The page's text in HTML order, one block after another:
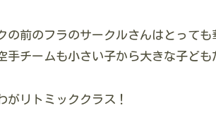
の前のフラのサークルさんはとっても
手チームも小さい子から大きな子ども
がリトミッククラス！